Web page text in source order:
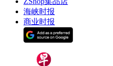
海峡时报
商业时报